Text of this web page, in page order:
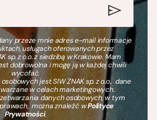
przeze mnie adres e-mail informacje
usługach oferowanych przez
sp. z o.o. z siedzibą w Krakowie. Mam
dobrowolna i mogę ją w każdej chwili
wycofać.
jest SIW ZNAK sp. z o.o., dane
w celach marketingowych.
danych osobowych, w tym
można znaleźć wPolityce
Prywatności.